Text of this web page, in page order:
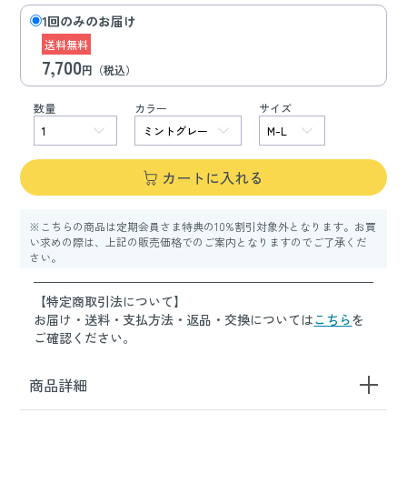
1回のみのお届け
送料無料
7,700円（税込）
数量 カラー サイズ
カートに入れる
※こちらの商品は定期会員さま特典の10%割引対象外となります。お買
い求めの際は、上記の販売価格でのご案内となりますのでご了承くだ
さい。
【特定商取引法について】
お届け・送料・支払方法・返品・交換についてはこちらを
ご確認ください。
商品詳細